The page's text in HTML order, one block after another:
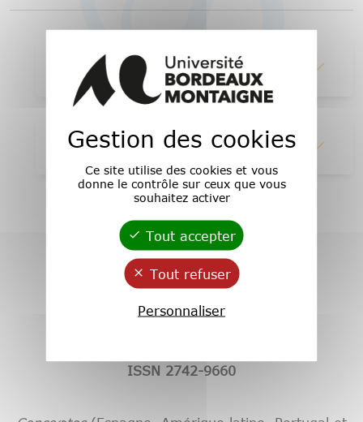
1 - Abstracts
2 - Lire en ligne
ISSN 2742-9660
Gestion des cookies
Ce site utilise des cookies et vous
donne le contrôle sur ceux que vous
souhaitez activer
Tout accepter
Tout refuser
Personnaliser